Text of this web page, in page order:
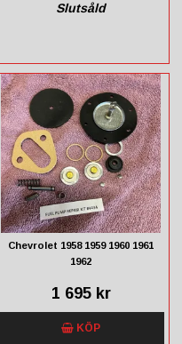
Slutsåld
Chevrolet 1958 1959 1960 1961
1962
1 695 kr
KÖP